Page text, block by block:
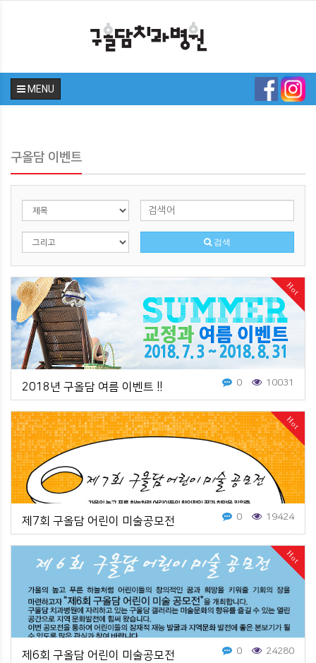
MENU
구올담 이벤트
검색
Hot
2018년 구올담 여름 이벤트 !! 0 10031
Hot
제7회 구올담 어린이 미술공모전 0 19424
Hot
제6회 구올담 어린이 미술공모전 0 24280